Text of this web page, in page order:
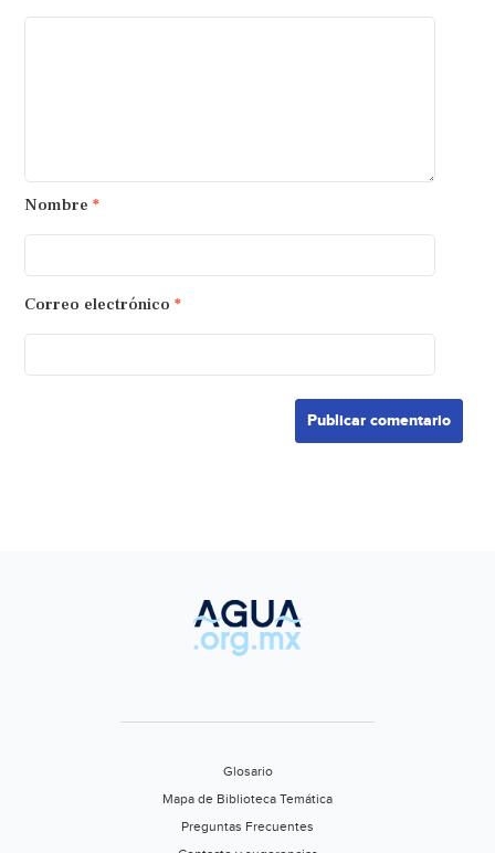
Nombre *
Correo electrónico *
Glosario
Mapa de Biblioteca Temática
Preguntas Frecuentes